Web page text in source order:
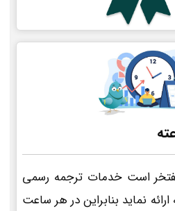
است خدمات ترجمه رسمی
24 ساعته ارائه نماید بنابراین در هر ساعت